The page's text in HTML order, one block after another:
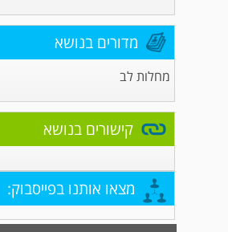
מדורים בנושא
מחלות לב
קישורים בנושא
מצאו אותנו בפייסבוק: